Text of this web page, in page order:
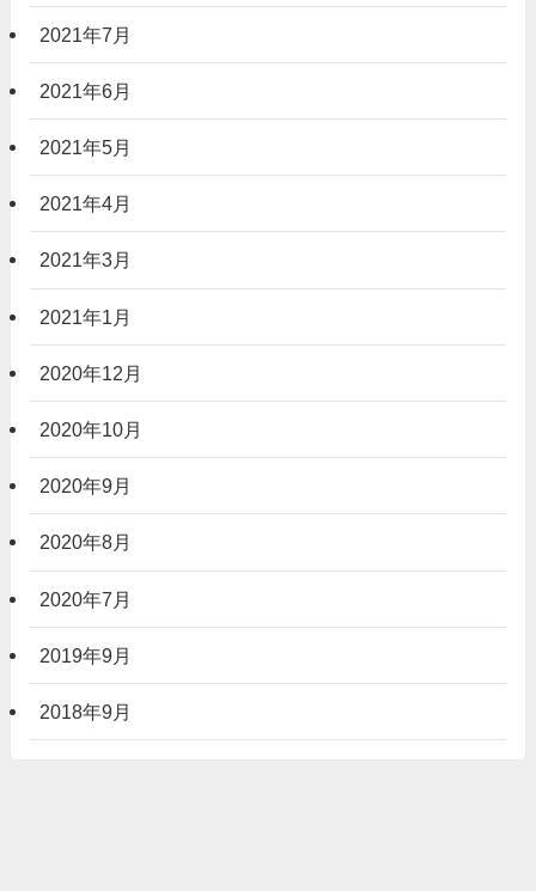
2021年7月
2021年6月
2021年5月
2021年4月
2021年3月
2021年1月
2020年12月
2020年10月
2020年9月
2020年8月
2020年7月
2019年9月
2018年9月